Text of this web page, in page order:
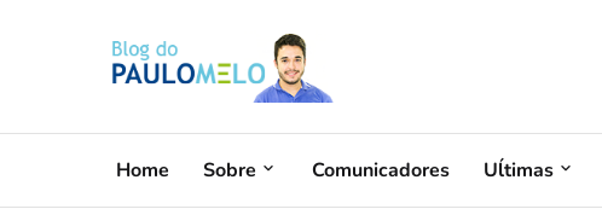
Home Sobre Comunicadores Uĺtimas